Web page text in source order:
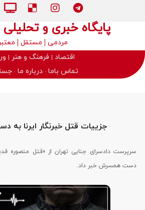
پایگاه خبری و
مردمی مستقل
معتبر
اقتصاد
فرهنگ و هنر
تماس باما درباره ما
جزییات قتل خبرنگار ایرنا
سرپرست دادسرای جنایی تهران از «قتل منصوره
دست همسرش خبر داد.